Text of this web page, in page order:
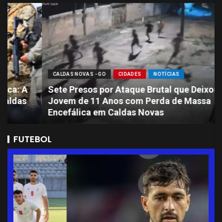
CALDAS NOVAS - GO CIDADES NOTÍCIAS
Sete Presos por Ataque Brutal que Deixou
Jovem de 11 Anos com Perda de Massa
Encefálica em Caldas Novas
FUTEBOL